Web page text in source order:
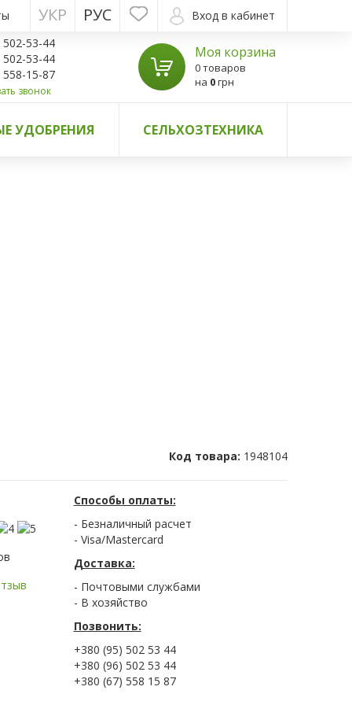
Вход в кабинет
РУС
УКР
502-53-44
502-53-44
558-15-87
звонок
Моя корзина
0 товаров
на 0грн
УДОБРЕНИЯ СЕЛЬХОЗТЕХНИКА
Код товара: 1948104
Способы оплаты:
- Безналичный расчет
- Visa/Mastercard
Доставка:
- Почтовыми службами
- В хозяйство
Позвонить:
+380 (95) 502 53 44
+380 (96) 502 53 44
+380 (67) 558 15 87